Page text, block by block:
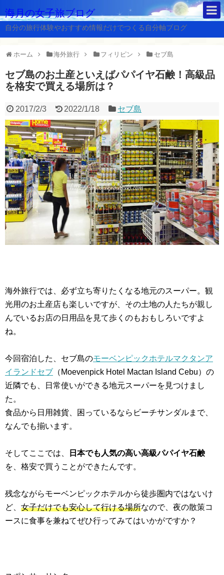
海月の女子旅ブログ
自分の旅行体験やおすすめ情報だけでつくる自分軸ブログ
ホーム 海外旅行 フィリピン セブ島
セブ島のお土産といえばパパイヤ石鹸！高級品
を格安で買える場所は？
2017/2/3 2022/1/18 セブ島
海外旅行では、必ず立ち寄りたくなる地元のスーパー。観
光用のお土産店も楽しいですが、その土地の人たちが親し
んでいるお店の日用品を見て歩くのもおもしろいですよ
ね。
今回宿泊した、セブ島のモーベンピックホテルマクタンア
イランドセブ （Moevenpick Hotel Mactan Island Cebu）の
近隣でも、日常使いができる地元スーパーを見つけまし
た。
食品から日用雑貨、困っているならビーチサンダルまで、
なんでも揃います。
そしてここでは、
日本でも人気の高い高級パパイヤ石鹸
を、格安で買うことができたんです。
残念ながらモーベンピックホテルから徒歩圏内ではないけ
ど、 女子だけでも安心して行ける場所なので、夜の散策コ
ースに食事を兼ねてぜひ行ってみてはいかがですか？